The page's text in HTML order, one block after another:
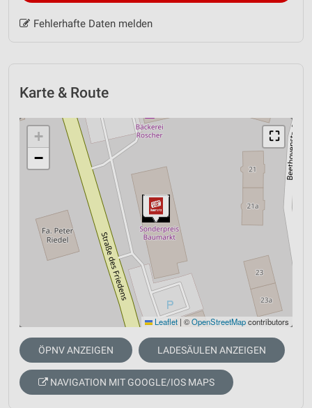
Fehlerhafte Daten melden
Karte & Route
⛶
+
−
Leaflet | ©OpenStreetMapcontributors
ÖPNV ANZEIGEN LADESÄULEN ANZEIGEN
NAVIGATION MIT GOOGLE/IOS MAPS